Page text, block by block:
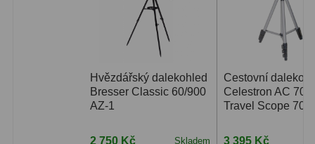
Hvězdářský dalekohled
Bresser Classic 60/900
AZ-1
2 750 Kč Skladem
Cestovní
Celestron AC 70/
Travel Scope 70
3 395 Kč